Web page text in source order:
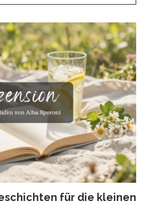
für die kleinen